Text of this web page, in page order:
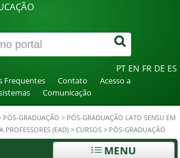
Canais
PT EN FR DE ES
Frequentes Contato
Acesso a
Comunicação
PÓS-GRADUAÇÃO > PÓS-GRADUAÇÃO LATO SENSU EM
PROFESSORES (EAD) > CURSOS > PÓS-GRADUAÇÃO
MENU